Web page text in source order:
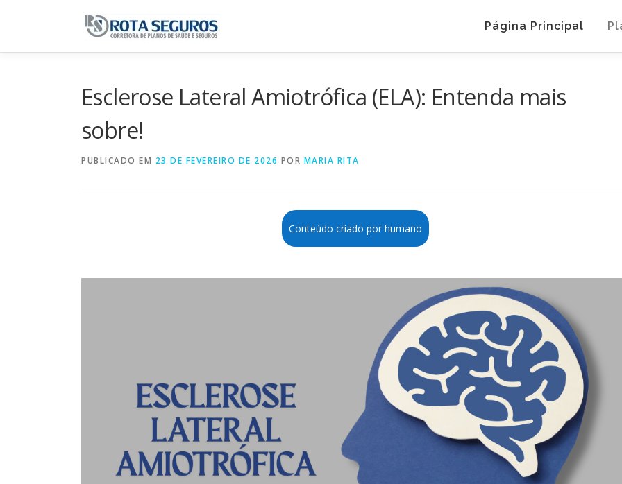
Página Principal
Esclerose Lateral Amiotrófica (ELA): Entenda mais
sobre!
PUBLICADO EM 23 DE FEVEREIRO DE 2026 POR MARIA RITA
Conteúdo criado por humano